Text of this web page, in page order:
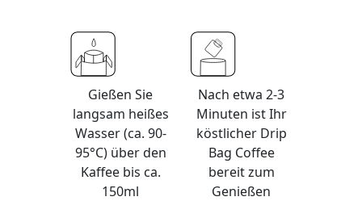
Gießen Sie
langsam heißes
Wasser (ca. 90-
95°C) über den
Kaffee bis ca.
150ml
Nach etwa 2-3
Minuten ist Ihr
köstlicher Drip
Bag Coffee
bereit zum
Genießen